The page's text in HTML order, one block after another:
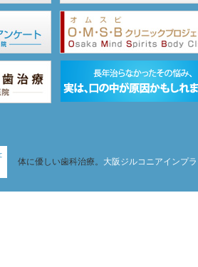
体に優しい歯科治療。 大阪ジルコニアインプ